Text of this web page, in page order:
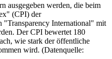
ausgegeben werden, die beim
(CPI) der
"Transparency International" mit
Der CPI bewertet 180
wie stark der öffentliche
wird. (Datenquelle: